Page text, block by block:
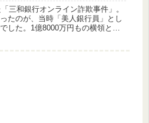
三和銀行オンライン詐欺事件」。
たのが、当時「美人銀行員」とし
した。1億8000万円もの横領とい